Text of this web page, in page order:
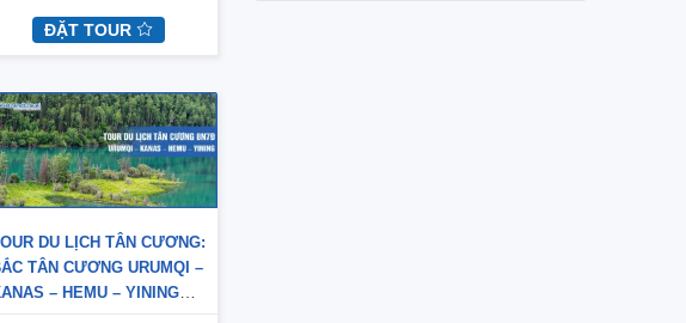
ĐẶT TOUR
DU LỊCH TÂN CƯƠNG:
TÂN CƯƠNG URUMQI –
– HEMU – YINING